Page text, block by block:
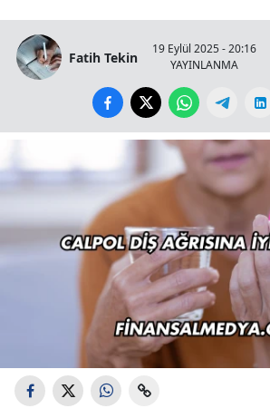
Fatih Tekin
19 Eylül 2025 - 20:16
YAYINLANMA